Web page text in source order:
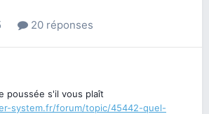
20 réponses
poussée s'il vous plaît
system.fr/forum/topic/45442-quel-